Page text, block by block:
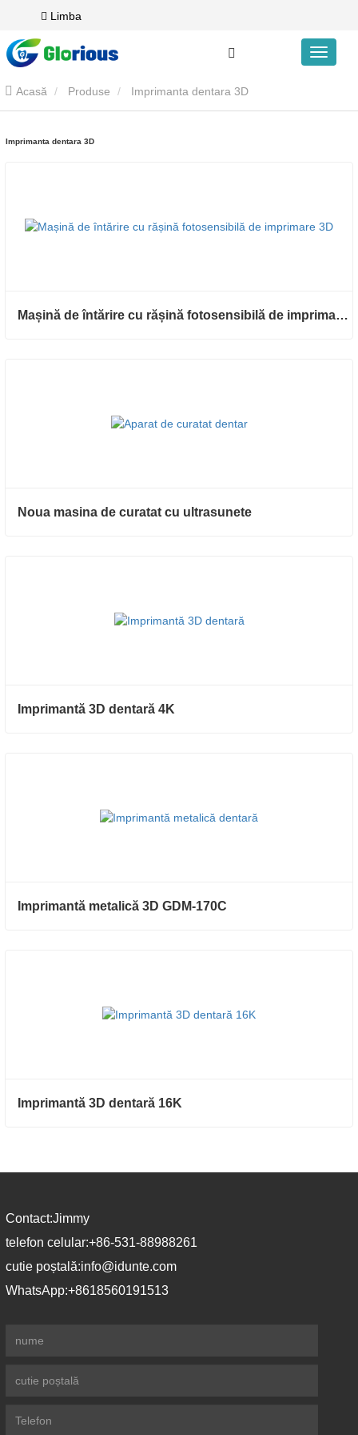
Limba
Acasă Produse Imprimanta dentara 3D
Imprimanta dentara 3D
Mașină de întărire cu rășină fotosensibilă de imprimare 3D
Noua masina de curatat cu ultrasunete
Imprimantă 3D dentară 4K
Imprimantă metalică 3D GDM-170C
Imprimantă 3D dentară 16K
Contact:Jimmy
telefon celular:+86-531-88988261
cutie poștală:info@idunte.com
WhatsApp:+8618560191513